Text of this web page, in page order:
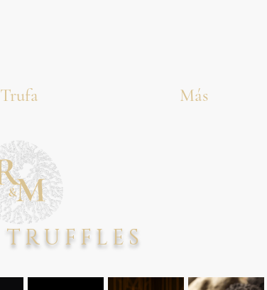
TRUFFLES
Trufa Más